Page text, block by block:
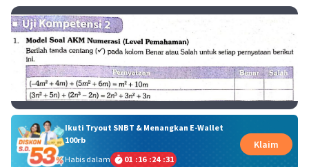
Ikuti Tryout SNBT & Menangkan E-Wallet
100rb
Habis dalam
01 :16 :24 :30
Klaim